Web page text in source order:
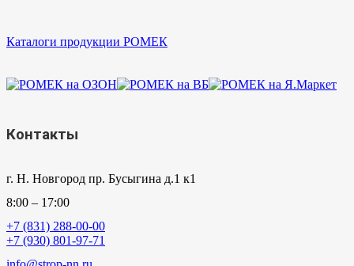
Каталоги продукции РОМЕК
Контакты
г. Н. Новгород пр. Бусыгина д.1 к1
8:00 – 17:00
+7 (831) 288-00-00
+7 (930) 801-97-71